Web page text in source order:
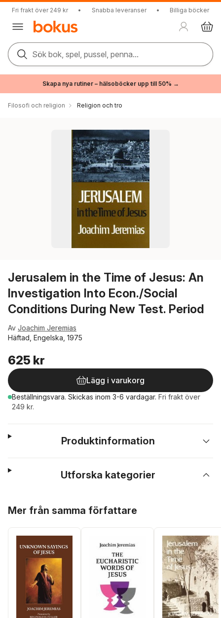
Fri frakt över 249 kr • Snabba leveranser • Billiga böcker
Sök bok, spel, pussel, penna...
Skapa nya rutiner – hälsoböcker upp till 50% →
Filosofi och religion Religion och tro
Jerusalem in the Time of Jesus: An
Investigation Into Econ./Social
Conditions During New Test. Period
Av Joachim Jeremias
Häftad, Engelska, 1975
625 kr
Lägg i varukorg
Beställningsvara. Skickas inom 3-6 vardagar. Fri frakt över
249 kr.
Produktinformation
Utforska kategorier
Mer från samma författare